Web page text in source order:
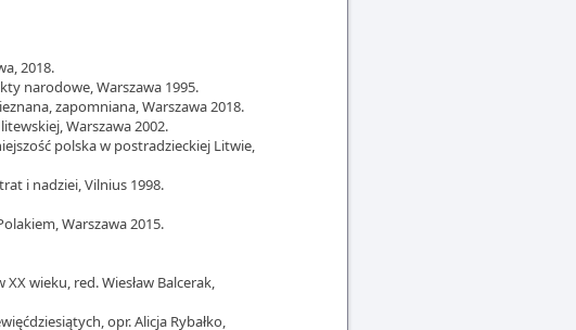
2018.
narodowe, Warszawa 1995.
zapomniana, Warszawa 2018.
Warszawa 2002.
polska w postradzieckiej Litwie,
i nadziei, Vilnius 1998.
Warszawa 2015.
wieku, red. Wiesław Balcerak,
opr. Alicja Rybałko,